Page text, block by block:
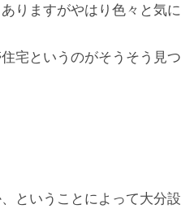
りますがやはり色々と気に
宅というのがそうそう見つ
ということによって大分設